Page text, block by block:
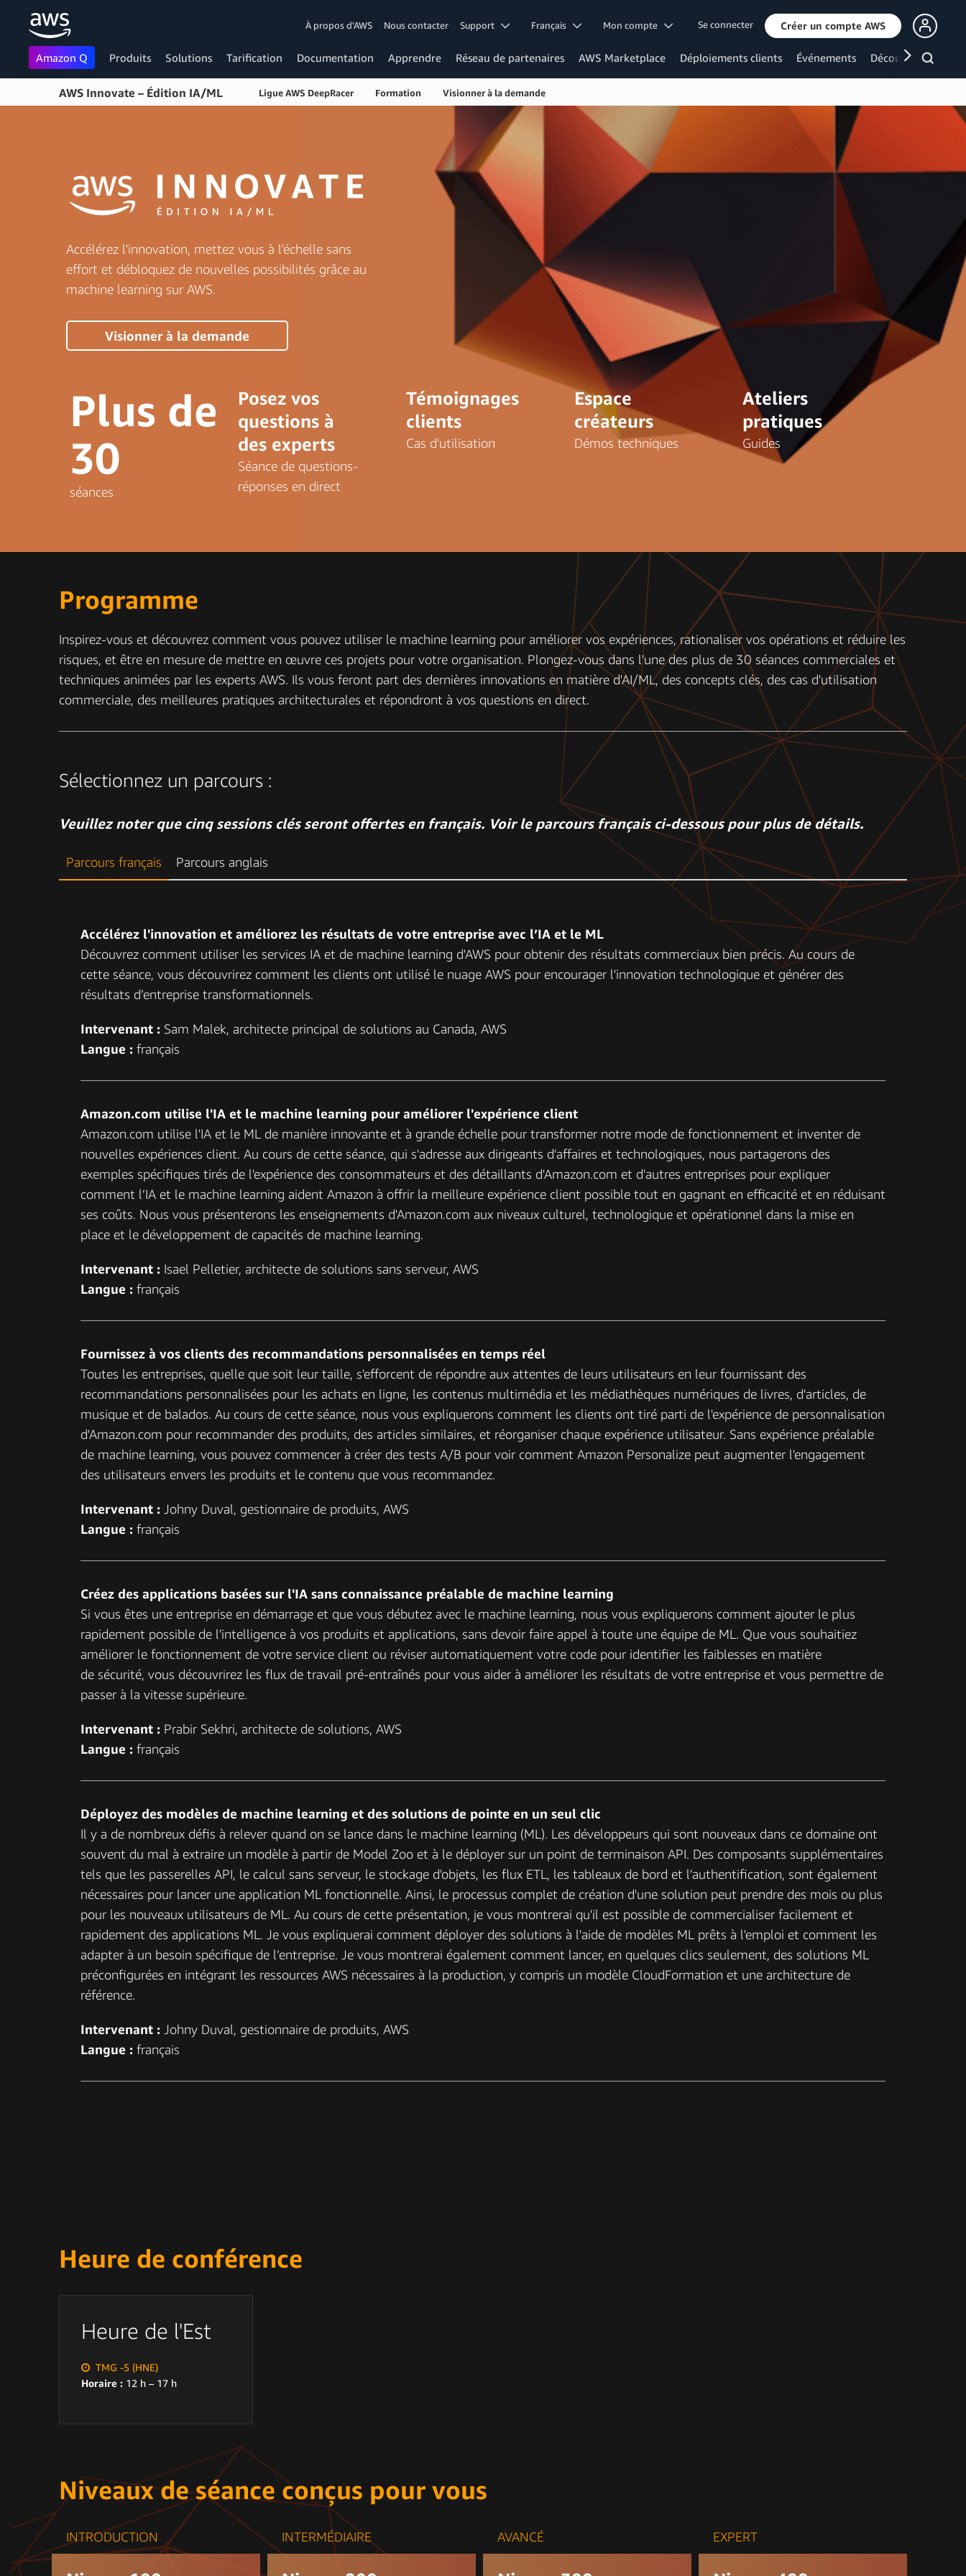
Passer au contenu principal
À propos d'AWS Nous contacter Support Français Mon compte Se connecter Créer un compte AWS
Amazon Q Produits Solutions Tarification Documentation Apprendre Réseau de partenaires AWS Marketplace Déploiements clients Événements Découvrir
AWS Innovate – Édition IA/ML Ligue AWS DeepRacer Formation Visionner à la demande
Accélérez l'innovation, mettez vous à l'échelle sans
effort et débloquez de nouvelles possibilités grâce au
machine learning sur AWS.
Visionner à la demande
Plus de
30
séances
Posez vos
questions à
des experts
Séance de questions-
réponses en direct
Témoignages
clients
Cas d'utilisation
Espace
créateurs
Démos techniques
Ateliers
pratiques
Guides
Programme
Inspirez-vous et découvrez comment vous pouvez utiliser le machine learning pour améliorer vos expériences, rationaliser vos opérations et réduire les
risques, et être en mesure de mettre en œuvre ces projets pour votre organisation. Plongez-vous dans l'une des plus de 30 séances commerciales et
techniques animées par les experts AWS. Ils vous feront part des dernières innovations en matière d'AI/ML, des concepts clés, des cas d'utilisation
commerciale, des meilleures pratiques architecturales et répondront à vos questions en direct.
Sélectionnez un parcours :
Veuillez noter que cinq sessions clés seront offertes en français. Voir le parcours français ci-dessous pour plus de détails.
Parcours français Parcours anglais
Accélérez l'innovation et améliorez les résultats de votre entreprise avec l’IA et le ML
Découvrez comment utiliser les services IA et de machine learning d'AWS pour obtenir des résultats commerciaux bien précis. Au cours de
cette séance, vous découvrirez comment les clients ont utilisé le nuage AWS pour encourager l'innovation technologique et générer des
résultats d’entreprise transformationnels.
Intervenant : Sam Malek, architecte principal de solutions au Canada, AWS
Langue : français
Amazon.com utilise l'IA et le machine learning pour améliorer l'expérience client
Amazon.com utilise l'IA et le ML de manière innovante et à grande échelle pour transformer notre mode de fonctionnement et inventer de
nouvelles expériences client. Au cours de cette séance, qui s'adresse aux dirigeants d'affaires et technologiques, nous partagerons des
exemples spécifiques tirés de l'expérience des consommateurs et des détaillants d'Amazon.com et d'autres entreprises pour expliquer
comment l’IA et le machine learning aident Amazon à offrir la meilleure expérience client possible tout en gagnant en efficacité et en réduisant
ses coûts. Nous vous présenterons les enseignements d'Amazon.com aux niveaux culturel, technologique et opérationnel dans la mise en
place et le développement de capacités de machine learning.
Intervenant : Isael Pelletier, architecte de solutions sans serveur, AWS
Langue : français
Fournissez à vos clients des recommandations personnalisées en temps réel
Toutes les entreprises, quelle que soit leur taille, s'efforcent de répondre aux attentes de leurs utilisateurs en leur fournissant des
recommandations personnalisées pour les achats en ligne, les contenus multimédia et les médiathèques numériques de livres, d'articles, de
musique et de balados. Au cours de cette séance, nous vous expliquerons comment les clients ont tiré parti de l'expérience de personnalisation
d'Amazon.com pour recommander des produits, des articles similaires, et réorganiser chaque expérience utilisateur. Sans expérience préalable
de machine learning, vous pouvez commencer à créer des tests A/B pour voir comment Amazon Personalize peut augmenter l'engagement
des utilisateurs envers les produits et le contenu que vous recommandez.
Intervenant : Johny Duval, gestionnaire de produits, AWS
Langue : français
Créez des applications basées sur l'IA sans connaissance préalable de machine learning
Si vous êtes une entreprise en démarrage et que vous débutez avec le machine learning, nous vous expliquerons comment ajouter le plus
rapidement possible de l'intelligence à vos produits et applications, sans devoir faire appel à toute une équipe de ML. Que vous souhaitiez
améliorer le fonctionnement de votre service client ou réviser automatiquement votre code pour identifier les faiblesses en matière
de sécurité, vous découvrirez les flux de travail pré-entraînés pour vous aider à améliorer les résultats de votre entreprise et vous permettre de
passer à la vitesse supérieure.
Intervenant : Prabir Sekhri, architecte de solutions, AWS
Langue : français
Déployez des modèles de machine learning et des solutions de pointe en un seul clic
Il y a de nombreux défis à relever quand on se lance dans le machine learning (ML). Les développeurs qui sont nouveaux dans ce domaine ont
souvent du mal à extraire un modèle à partir de Model Zoo et à le déployer sur un point de terminaison API. Des composants supplémentaires
tels que les passerelles API, le calcul sans serveur, le stockage d'objets, les flux ETL, les tableaux de bord et l'authentification, sont également
nécessaires pour lancer une application ML fonctionnelle. Ainsi, le processus complet de création d'une solution peut prendre des mois ou plus
pour les nouveaux utilisateurs de ML. Au cours de cette présentation, je vous montrerai qu'il est possible de commercialiser facilement et
rapidement des applications ML. Je vous expliquerai comment déployer des solutions à l'aide de modèles ML prêts à l'emploi et comment les
adapter à un besoin spécifique de l’entreprise. Je vous montrerai également comment lancer, en quelques clics seulement, des solutions ML
préconfigurées en intégrant les ressources AWS nécessaires à la production, y compris un modèle CloudFormation et une architecture de
référence.
Intervenant : Johny Duval, gestionnaire de produits, AWS
Langue : français
Heure de conférence
Heure de l'Est
TMG -5 (HNE)
Horaire : 12 h – 17 h
Niveaux de séance conçus pour vous
INTRODUCTION INTERMÉDIAIRE AVANCÉ EXPERT